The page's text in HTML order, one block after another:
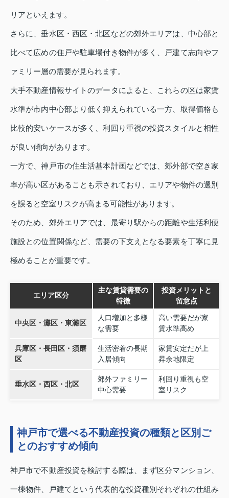
リアといえます。
さらに、垂水区・西区・北区などの郊外エリアは、中心部と
比べて広めの住戸や駐車場付き物件が多く、戸建て志向やフ
ァミリー層の需要が見られます。
大手不動産情報サイトのデータによると、これらの区は家賃
水準が市内中心部より低く抑えられている一方、取得価格も
比較的安いケースが多く、利回り重視の投資スタイルと相性
が良い傾向があります。
一方で、神戸市の住生活基本計画などでは、郊外部で空き家
率が高い区があることも示されており、エリアや物件の選別
を誤ると空室リスクが高まる可能性があります。
そのため、郊外エリアでは、最寄り駅からの距離や生活利便
施設との位置関係など、需要の下支えとなる要素を丁寧に見
極めることが重要です。
エリア区分
主な賃貸需要の
特徴
投資メリットと
留意点
中央区・灘区・東灘区
人口増加と多様
な需要
高い需要だが家
賃水準高め
兵庫区・長田区・須磨
区
生活密着の長期
入居傾向
家賃安定だが上
昇余地限定
垂水区・西区・北区
郊外ファミリー
中心需要
利回り重視も空
室リスク
神戸市で選べる不動産投資の種類と区別ご
とのおすすめ傾向
神戸市で不動産投資を検討する際は、まず区分マンション、
一棟物件、戸建てという代表的な投資種別それぞれの仕組み